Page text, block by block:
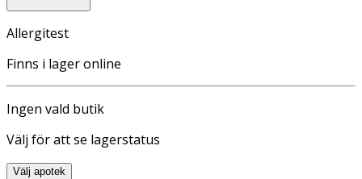
Allergitest
Finns i lager online
Ingen vald butik
Välj för att se lagerstatus
Välj apotek